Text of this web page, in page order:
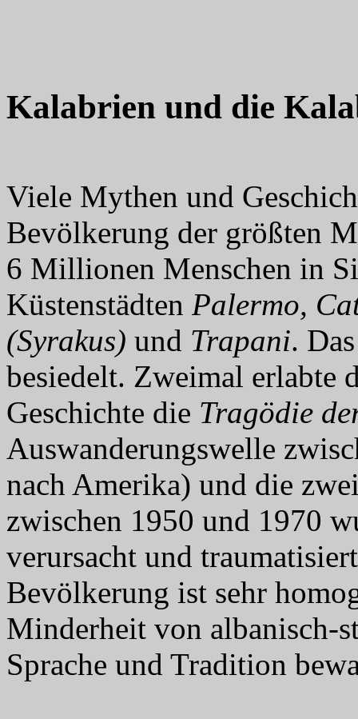
Kalabrien und die
Viele Mythen und
Bevölkerung der größten
6 Millionen Menschen in
Küstenstädten Palermo,
(Syrakus) und Trapani.
besiedelt. Zweimal erlabte
Geschichte die Tragödie
Auswanderungswelle
nach Amerika) und die
zwischen 1950 und 1970
verursacht und
Bevölkerung ist sehr
Minderheit von albanisch-
Sprache und Tradition